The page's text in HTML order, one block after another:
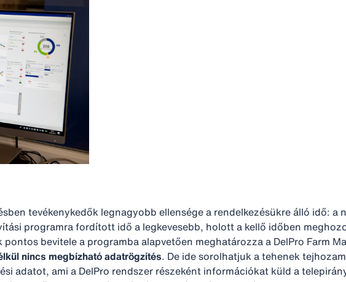
tevékenykedők legnagyobb ellensége a rendelkezésükre álló idő: a
programra fordított idő a legkevesebb, holott a kellő időben
bevitele a programba alapvetően meghatározza a DelPro Farm
nincs megbízható adatrögzítés. De ide sorolhatjuk a tehenek
adatot, ami a DelPro rendszer részeként információkat küld a